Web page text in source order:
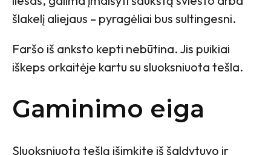
šlakelį aliejaus – pyragėliai bus sultingesni.
Faršo iš anksto kepti nebūtina. Jis puikiai
iškeps orkaitėje kartu su sluoksniuota tešla.
Gaminimo eiga
Sluoksniuotą tešlą išimkite iš šaldytuvo ir